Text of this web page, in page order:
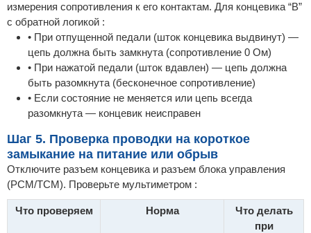
измерения сопротивления к его контактам. Для концевика “B”
с обратной логикой :
• При отпущенной педали (шток концевика выдвинут) —
цепь должна быть замкнута (сопротивление 0 Ом)
• При нажатой педали (шток вдавлен) — цепь должна
быть разомкнута (бесконечное сопротивление)
• Если состояние не меняется или цепь всегда
разомкнута — концевик неисправен
Шаг 5. Проверка проводки на короткое
замыкание на питание или обрыв
Отключите разъем концевика и разъем блока управления
(PCM/TCM). Проверьте мультиметром :
Что проверяем Норма
Что делать
при